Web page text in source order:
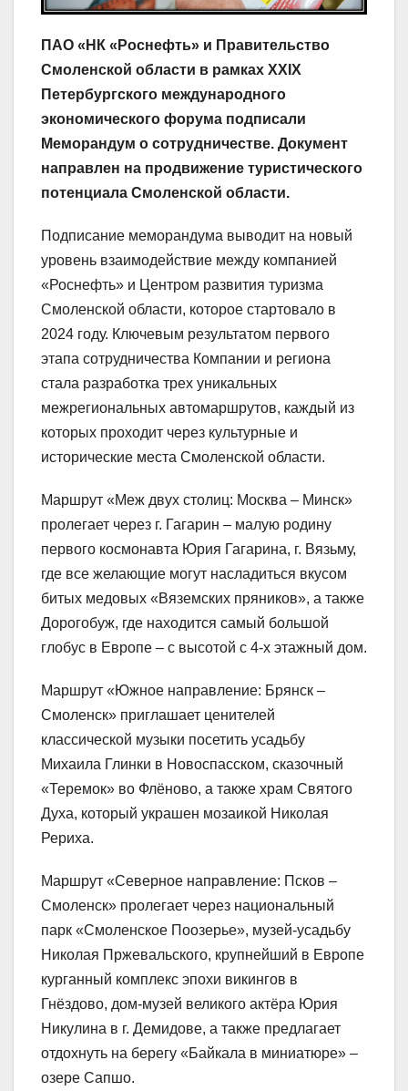
ПАО «НК «Роснефть» и Правительство
Смоленской области в рамках XXIX
Петербургского международного
экономического форума подписали
Меморандум о сотрудничестве. Документ
направлен на продвижение туристического
потенциала Смоленской области.
Подписание меморандума выводит на новый
уровень взаимодействие между компанией
«Роснефть» и Центром развития туризма
Смоленской области, которое стартовало в
2024 году. Ключевым результатом первого
этапа сотрудничества Компании и региона
стала разработка трех уникальных
межрегиональных автомаршрутов, каждый из
которых проходит через культурные и
исторические места Смоленской области.
Маршрут «Меж двух столиц: Москва – Минск»
пролегает через г. Гагарин – малую родину
первого космонавта Юрия Гагарина, г. Вязьму,
где все желающие могут насладиться вкусом
битых медовых «Вяземских пряников», а также
Дорогобуж, где находится самый большой
глобус в Европе – с высотой с 4-х этажный дом.
Маршрут «Южное направление: Брянск –
Смоленск» приглашает ценителей
классической музыки посетить усадьбу
Михаила Глинки в Новоспасском, сказочный
«Теремок» во Флёново, а также храм Святого
Духа, который украшен мозаикой Николая
Рериха.
Маршрут «Северное направление: Псков –
Смоленск» пролегает через национальный
парк «Смоленское Поозерье», музей-усадьбу
Николая Пржевальского, крупнейший в Европе
курганный комплекс эпохи викингов в
Гнёздово, дом-музей великого актёра Юрия
Никулина в г. Демидове, а также предлагает
отдохнуть на берегу «Байкала в миниатюре» –
озере Сапшо.